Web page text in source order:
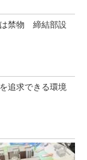
は禁物 締結部設
追求できる環境